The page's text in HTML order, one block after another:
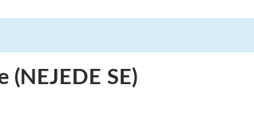
(NEJEDE SE)